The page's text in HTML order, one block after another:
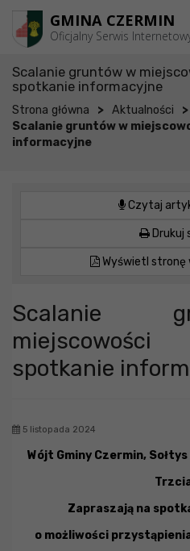
Przejdź do menu
Przejdź do głównej treści strony
Przejdź do stopki strony GMINA CZERMIN
Oficjalny Serwis
Scalanie gruntów w
spotkanie informacyjne
Strona główna > Aktualności >
Scalanie gruntów w
informacyjne
Czytaj
Drukuj
Wyświetl stronę
Scalanie
spotkanie
5 listopada 2024
Wójt Gminy Czermin,
Zapraszają na
o możliwości